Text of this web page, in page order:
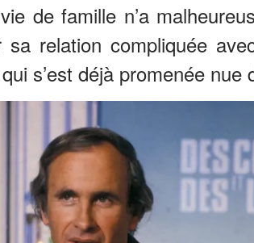
de famille n’a
relation compliquée
s’est déjà promenée nue